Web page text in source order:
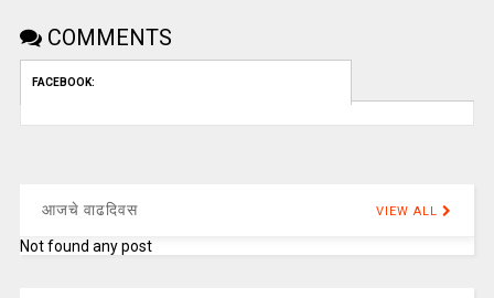
COMMENTS
FACEBOOK:
आजचे वाढदिवस VIEW ALL
Not found any post